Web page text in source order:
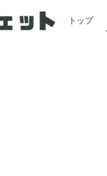
トップ